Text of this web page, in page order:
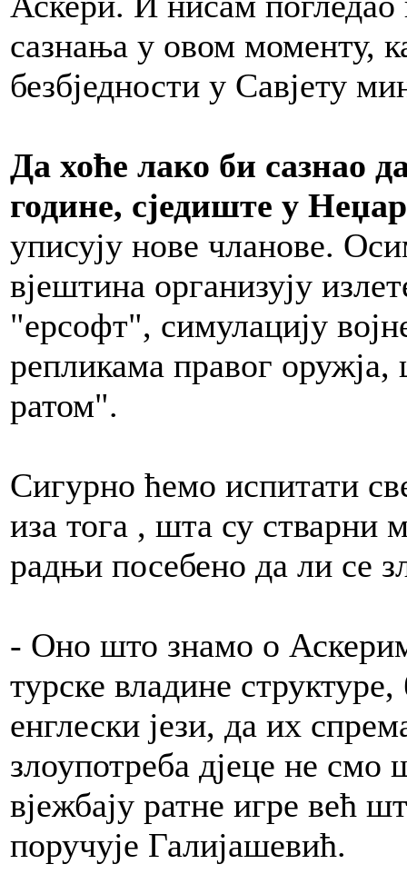
сазнања у овом моменту,
безбједности у Савјету
Да хоће лако би сазнао
године, сједиште у
уписују нове чланове.
вјештина организују
"ерсофт", симулацију
репликама правог
ратом".
Сигурно ћемо испитати
иза тога , шта су стварни
радњи посебено да ли се
- Оно што знамо о
турске владине
енглески јези, да их
злоупотреба дјеце не
вјежбају ратне игре већ
поручује Галијашевић.